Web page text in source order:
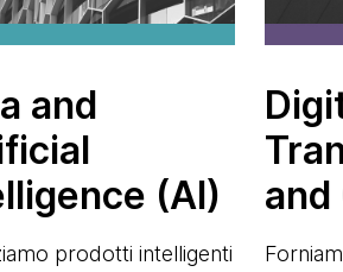
and
(AI)
prodotti intelligenti
and